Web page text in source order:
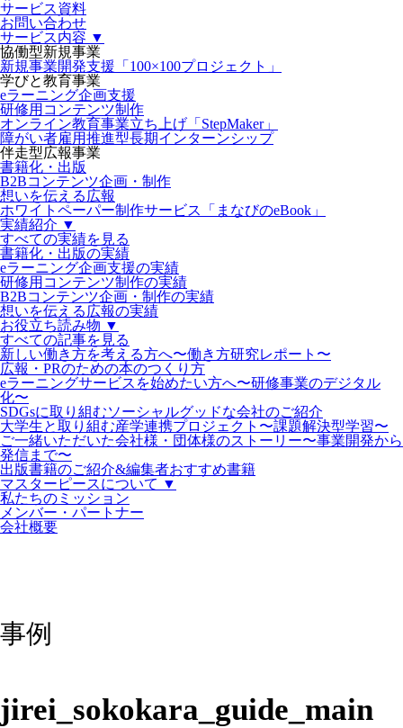
サービス資料
お問い合わせ
サービス内容 ▼
協働型新規事業
新規事業開発支援「100×100プロジェクト」
学びと教育事業
eラーニング企画支援
研修用コンテンツ制作
オンライン教育事業立ち上げ「StepMaker」
障がい者雇用推進型長期インターンシップ
伴走型広報事業
書籍化・出版
B2Bコンテンツ企画・制作
想いを伝える広報
ホワイトペーパー制作サービス「まなびのeBook」
実績紹介 ▼
すべての実績を見る
書籍化・出版の実績
eラーニング企画支援の実績
研修用コンテンツ制作の実績
B2Bコンテンツ企画・制作の実績
想いを伝える広報の実績
お役立ち読み物 ▼
すべての記事を見る
新しい働き方を考える方へ〜働き方研究レポート〜
広報・PRのための本のつくり方
eラーニングサービスを始めたい方へ〜研修事業のデジタル
化〜
SDGsに取り組むソーシャルグッドな会社のご紹介
大学生と取り組む産学連携プロジェクト〜課題解決型学習〜
ご一緒いただいた会社様・団体様のストーリー〜事業開発から
発信まで〜
出版書籍のご紹介&編集者おすすめ書籍
マスターピースについて ▼
私たちのミッション
メンバー・パートナー
会社概要
事例
jirei_sokokara_guide_main